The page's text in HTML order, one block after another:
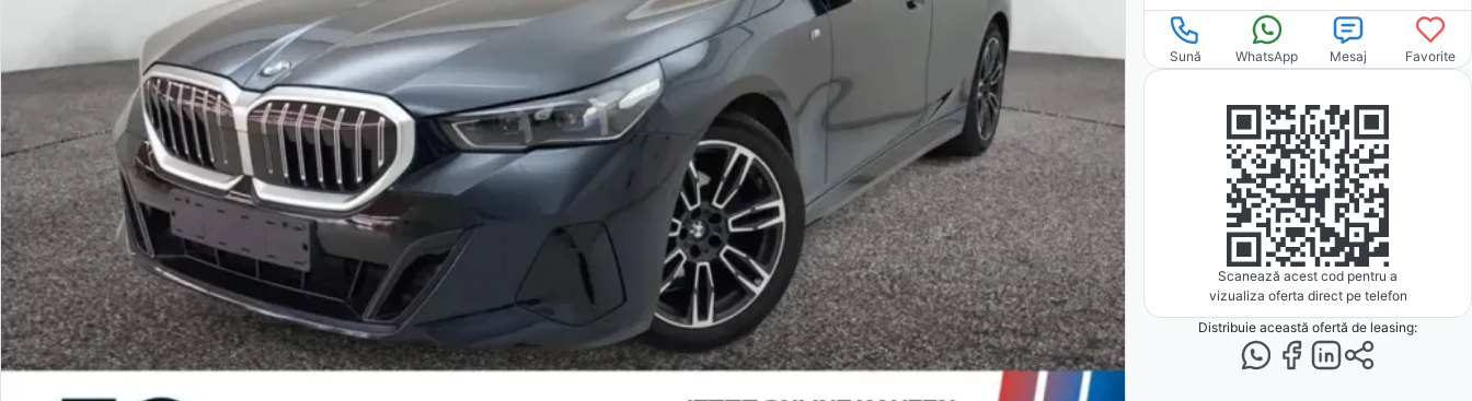
Sună WhatsApp Mesaj Favorite
Scanează acest cod pentru a
vizualiza oferta direct pe telefon
Distribuie această ofertă de leasing: